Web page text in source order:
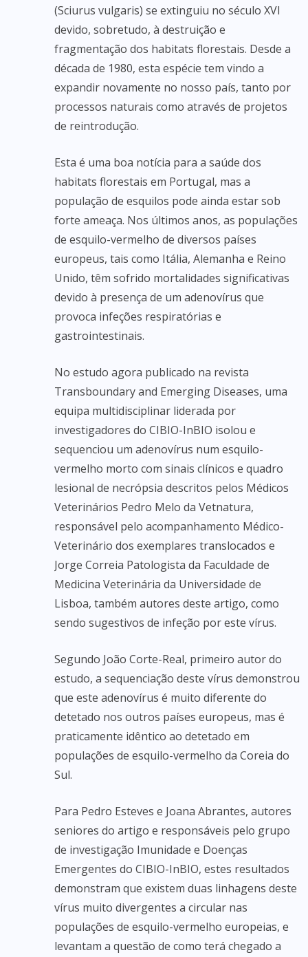
(Sciurus vulgaris) se extinguiu no século XVI
devido, sobretudo, à destruição e
fragmentação dos habitats florestais. Desde a
década de 1980, esta espécie tem vindo a
expandir novamente no nosso país, tanto por
processos naturais como através de projetos
de reintrodução.
Esta é uma boa notícia para a saúde dos
habitats florestais em Portugal, mas a
população de esquilos pode ainda estar sob
forte ameaça. Nos últimos anos, as populações
de esquilo-vermelho de diversos países
europeus, tais como Itália, Alemanha e Reino
Unido, têm sofrido mortalidades significativas
devido à presença de um adenovírus que
provoca infeções respiratórias e
gastrointestinais.
No estudo agora publicado na revista
Transboundary and Emerging Diseases, uma
equipa multidisciplinar liderada por
investigadores do CIBIO-InBIO isolou e
sequenciou um adenovírus num esquilo-
vermelho morto com sinais clínicos e quadro
lesional de necrópsia descritos pelos Médicos
Veterinários Pedro Melo da Vetnatura,
responsável pelo acompanhamento Médico-
Veterinário dos exemplares translocados e
Jorge Correia Patologista da Faculdade de
Medicina Veterinária da Universidade de
Lisboa, também autores deste artigo, como
sendo sugestivos de infeção por este vírus.
Segundo João Corte-Real, primeiro autor do
estudo, a sequenciação deste vírus demonstrou
que este adenovírus é muito diferente do
detetado nos outros países europeus, mas é
praticamente idêntico ao detetado em
populações de esquilo-vermelho da Coreia do
Sul.
Para Pedro Esteves e Joana Abrantes, autores
seniores do artigo e responsáveis pelo grupo
de investigação Imunidade e Doenças
Emergentes do CIBIO-InBIO, estes resultados
demonstram que existem duas linhagens deste
vírus muito divergentes a circular nas
populações de esquilo-vermelho europeias, e
levantam a questão de como terá chegado a